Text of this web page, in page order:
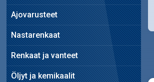
Ajovarusteet
Nastarenkaat
Renkaat ja vanteet
Öljyt ja kemikaalit